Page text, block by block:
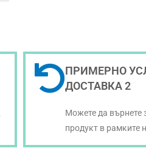
ПРИМЕРНО
ДОСТАВКА 2
Можете да върнете
продукт в рамките